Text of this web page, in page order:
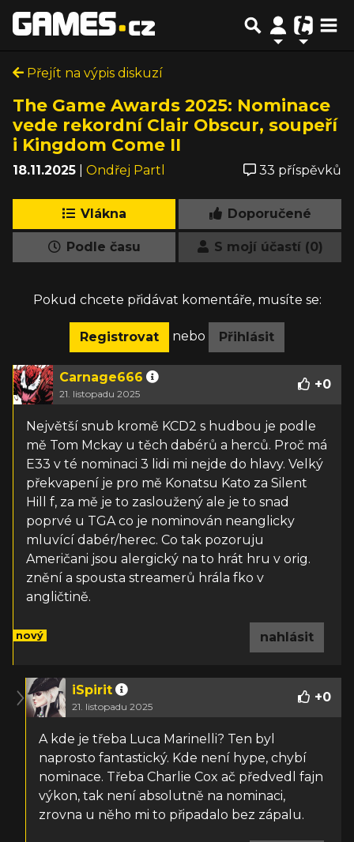
Přejít na výpis diskuzí
The Game Awards 2025: Nominace
vede rekordní Clair Obscur, soupeří
i Kingdom Come II
18.11.2025 Ondřej Partl 33 příspěvků
Vlákna Doporučené
Podle času S mojí účastí (0)
Pokud chcete přidávat komentáře, musíte se:
Registrovat nebo Přihlásit
Carnage666
21. listopadu 2025
+0
Největší snub kromě KCD2 s hudbou je podle
mě Tom Mckay u těch dabérů a herců. Proč má
E33 v té nominaci 3 lidi mi nejde do hlavy. Velký
překvapení je pro mě Konatsu Kato za Silent
Hill f, za mě je to zasloužený ale je to snad
poprvé u TGA co je nominován neanglicky
mluvící dabér/herec. Co tak pozoruju
Američani jsou alergický na to hrát hru v orig.
znění a spousta streamerů hrála fko v
angličtině.
nový nahlásit
iSpirit
21. listopadu 2025
+0
A kde je třeba Luca Marinelli? Ten byl
naprosto fantastický. Kde není hype, chybí
nominace. Třeba Charlie Cox ač předvedl fajn
výkon, tak není absolutně na nominaci,
zrovna u něho mi to připadalo bez zápalu.